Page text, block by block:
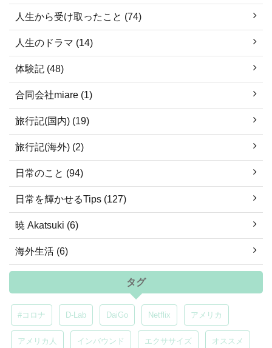
人生から受け取ったこと (74)
人生のドラマ (14)
体験記 (48)
合同会社miare (1)
旅行記(国内) (19)
旅行記(海外) (2)
日常のこと (94)
日常を輝かせるTips (127)
暁 Akatsuki (6)
海外生活 (6)
タグ
#コロナ D-Lab DaiGo Netflix アメリカ
アメリカ人 インバウンド エクササイズ オススメ